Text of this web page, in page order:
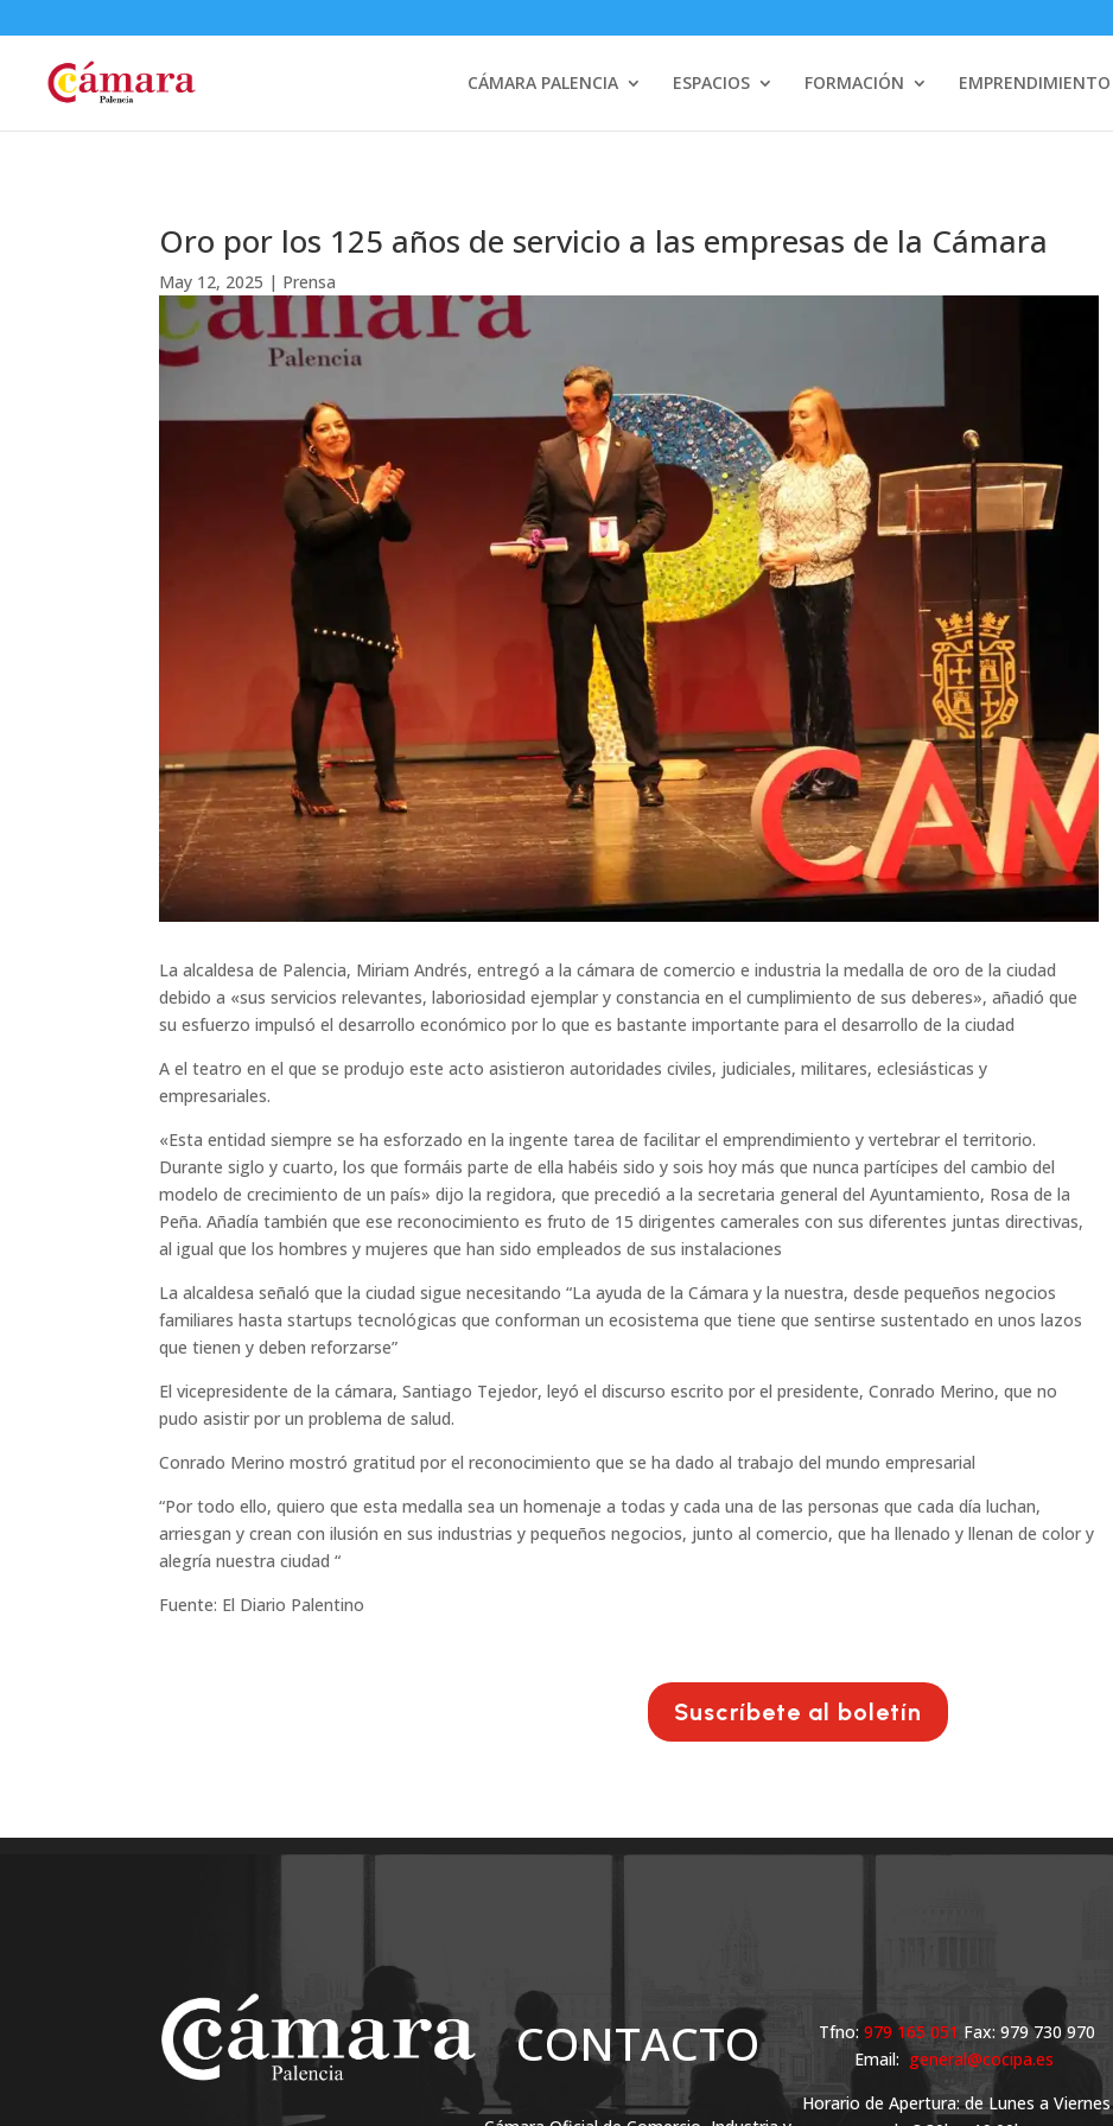
CÁMARA PALENCIA ESPACIOS FORMACIÓN EMPRENDIMIENTO
Oro por los 125 años de servicio a las empresas de la Cámara
May 12, 2025 | Prensa
La alcaldesa de Palencia, Miriam Andrés, entregó a la cámara de comercio e industria la medalla de oro de la ciudad
debido a «sus servicios relevantes, laboriosidad ejemplar y constancia en el cumplimiento de sus deberes», añadió que
su esfuerzo impulsó el desarrollo económico por lo que es bastante importante para el desarrollo de la ciudad
A el teatro en el que se produjo este acto asistieron autoridades civiles, judiciales, militares, eclesiásticas y
empresariales.
«Esta entidad siempre se ha esforzado en la ingente tarea de facilitar el emprendimiento y vertebrar el territorio.
Durante siglo y cuarto, los que formáis parte de ella habéis sido y sois hoy más que nunca partícipes del cambio del
modelo de crecimiento de un país» dijo la regidora, que precedió a la secretaria general del Ayuntamiento, Rosa de la
Peña. Añadía también que ese reconocimiento es fruto de 15 dirigentes camerales con sus diferentes juntas directivas,
al igual que los hombres y mujeres que han sido empleados de sus instalaciones
La alcaldesa señaló que la ciudad sigue necesitando “La ayuda de la Cámara y la nuestra, desde pequeños negocios
familiares hasta startups tecnológicas que conforman un ecosistema que tiene que sentirse sustentado en unos lazos
que tienen y deben reforzarse”
El vicepresidente de la cámara, Santiago Tejedor, leyó el discurso escrito por el presidente, Conrado Merino, que no
pudo asistir por un problema de salud.
Conrado Merino mostró gratitud por el reconocimiento que se ha dado al trabajo del mundo empresarial
“Por todo ello, quiero que esta medalla sea un homenaje a todas y cada una de las personas que cada día luchan,
arriesgan y crean con ilusión en sus industrias y pequeños negocios, junto al comercio, que ha llenado y llenan de color y
alegría nuestra ciudad “
Fuente: El Diario Palentino
Suscríbete al boletín
CONTACTO Tfno: 979 165 051 Fax: 979 730 970
Email: general@cocipa.es
Horario de Apertura: de Lunes a Viernes